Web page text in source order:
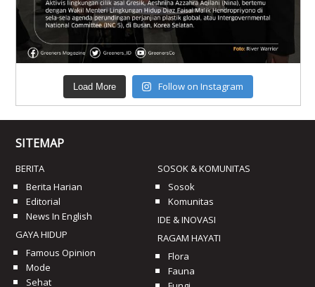
Load More Follow on Instagram
SITEMAP
BERITA
Berita Harian
Editorial
News In English
GAYA HIDUP
Famous Opinion
Mode
Sehat
SOSOK & KOMUNITAS
Sosok
Komunitas
IDE & INOVASI
RAGAM HAYATI
Flora
Fauna